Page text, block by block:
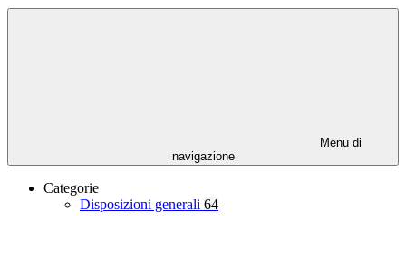
Menu di
navigazione
Categorie
Disposizioni generali 64